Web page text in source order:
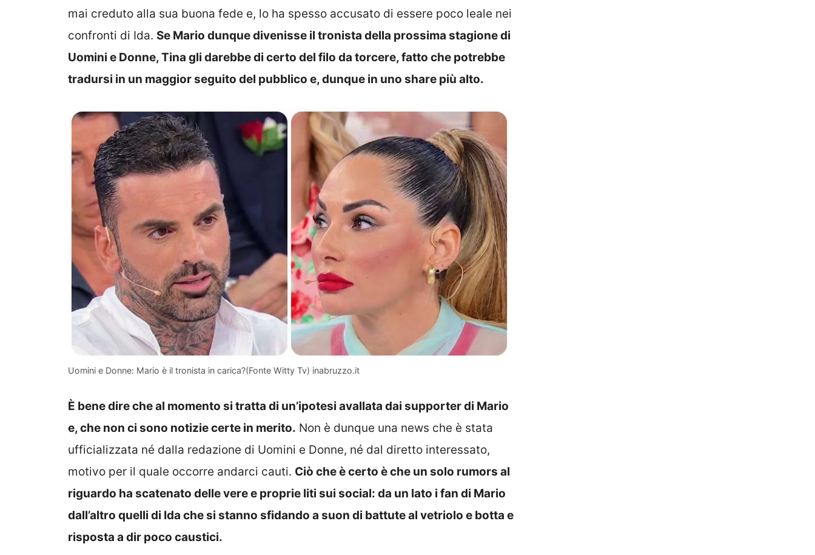
mai creduto alla sua buona fede e, lo ha spesso accusato di essere poco leale nei
confronti di Ida. Se Mario dunque divenisse il tronista della prossima stagione di
Uomini e Donne, Tina gli darebbe di certo del filo da torcere, fatto che potrebbe
tradursi in un maggior seguito del pubblico e, dunque in uno share più alto.
Uomini e Donne: Mario è il tronista in carica?(Fonte Witty Tv) inabruzzo.it
È bene dire che al momento si tratta di un’ipotesi avallata dai supporter di Mario
e, che non ci sono notizie certe in merito. Non è dunque una news che è stata
ufficializzata né dalla redazione di Uomini e Donne, né dal diretto interessato,
motivo per il quale occorre andarci cauti. Ciò che è certo è che un solo rumors al
riguardo ha scatenato delle vere e proprie liti sui social: da un lato i fan di Mario
dall’altro quelli di Ida che si stanno sfidando a suon di battute al vetriolo e botta e
risposta a dir poco caustici.